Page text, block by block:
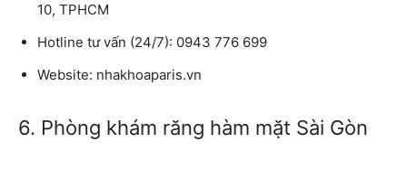
10, TPHCM
Hotline tư vấn (24/7): 0943 776 699
Website: nhakhoaparis.vn
6. Phòng khám răng hàm mặt Sài Gòn